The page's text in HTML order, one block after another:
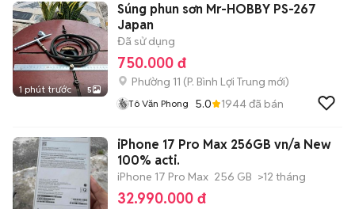
1 phút trước 5
Súng phun sơn Mr-HOBBY PS-267
Japan
Đã sử dụng
750.000 đ
Phường 11 (P. Bình Lợi Trung mới)
Tô Văn Phong 5.0 1944đã bán
iPhone 17 Pro Max 256GB vn/a New
100% acti.
iPhone 17 Pro Max 256 GB >12 tháng
32.990.000 đ